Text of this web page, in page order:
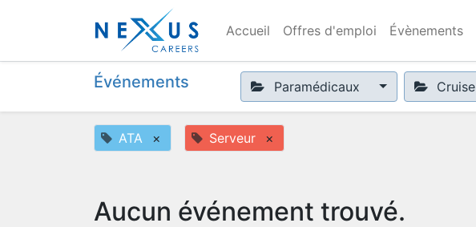
Accueil Offres d'emploi Évènements
Événements Paramédicaux Cruise
ATA × Serveur ×
Aucun événement trouvé.